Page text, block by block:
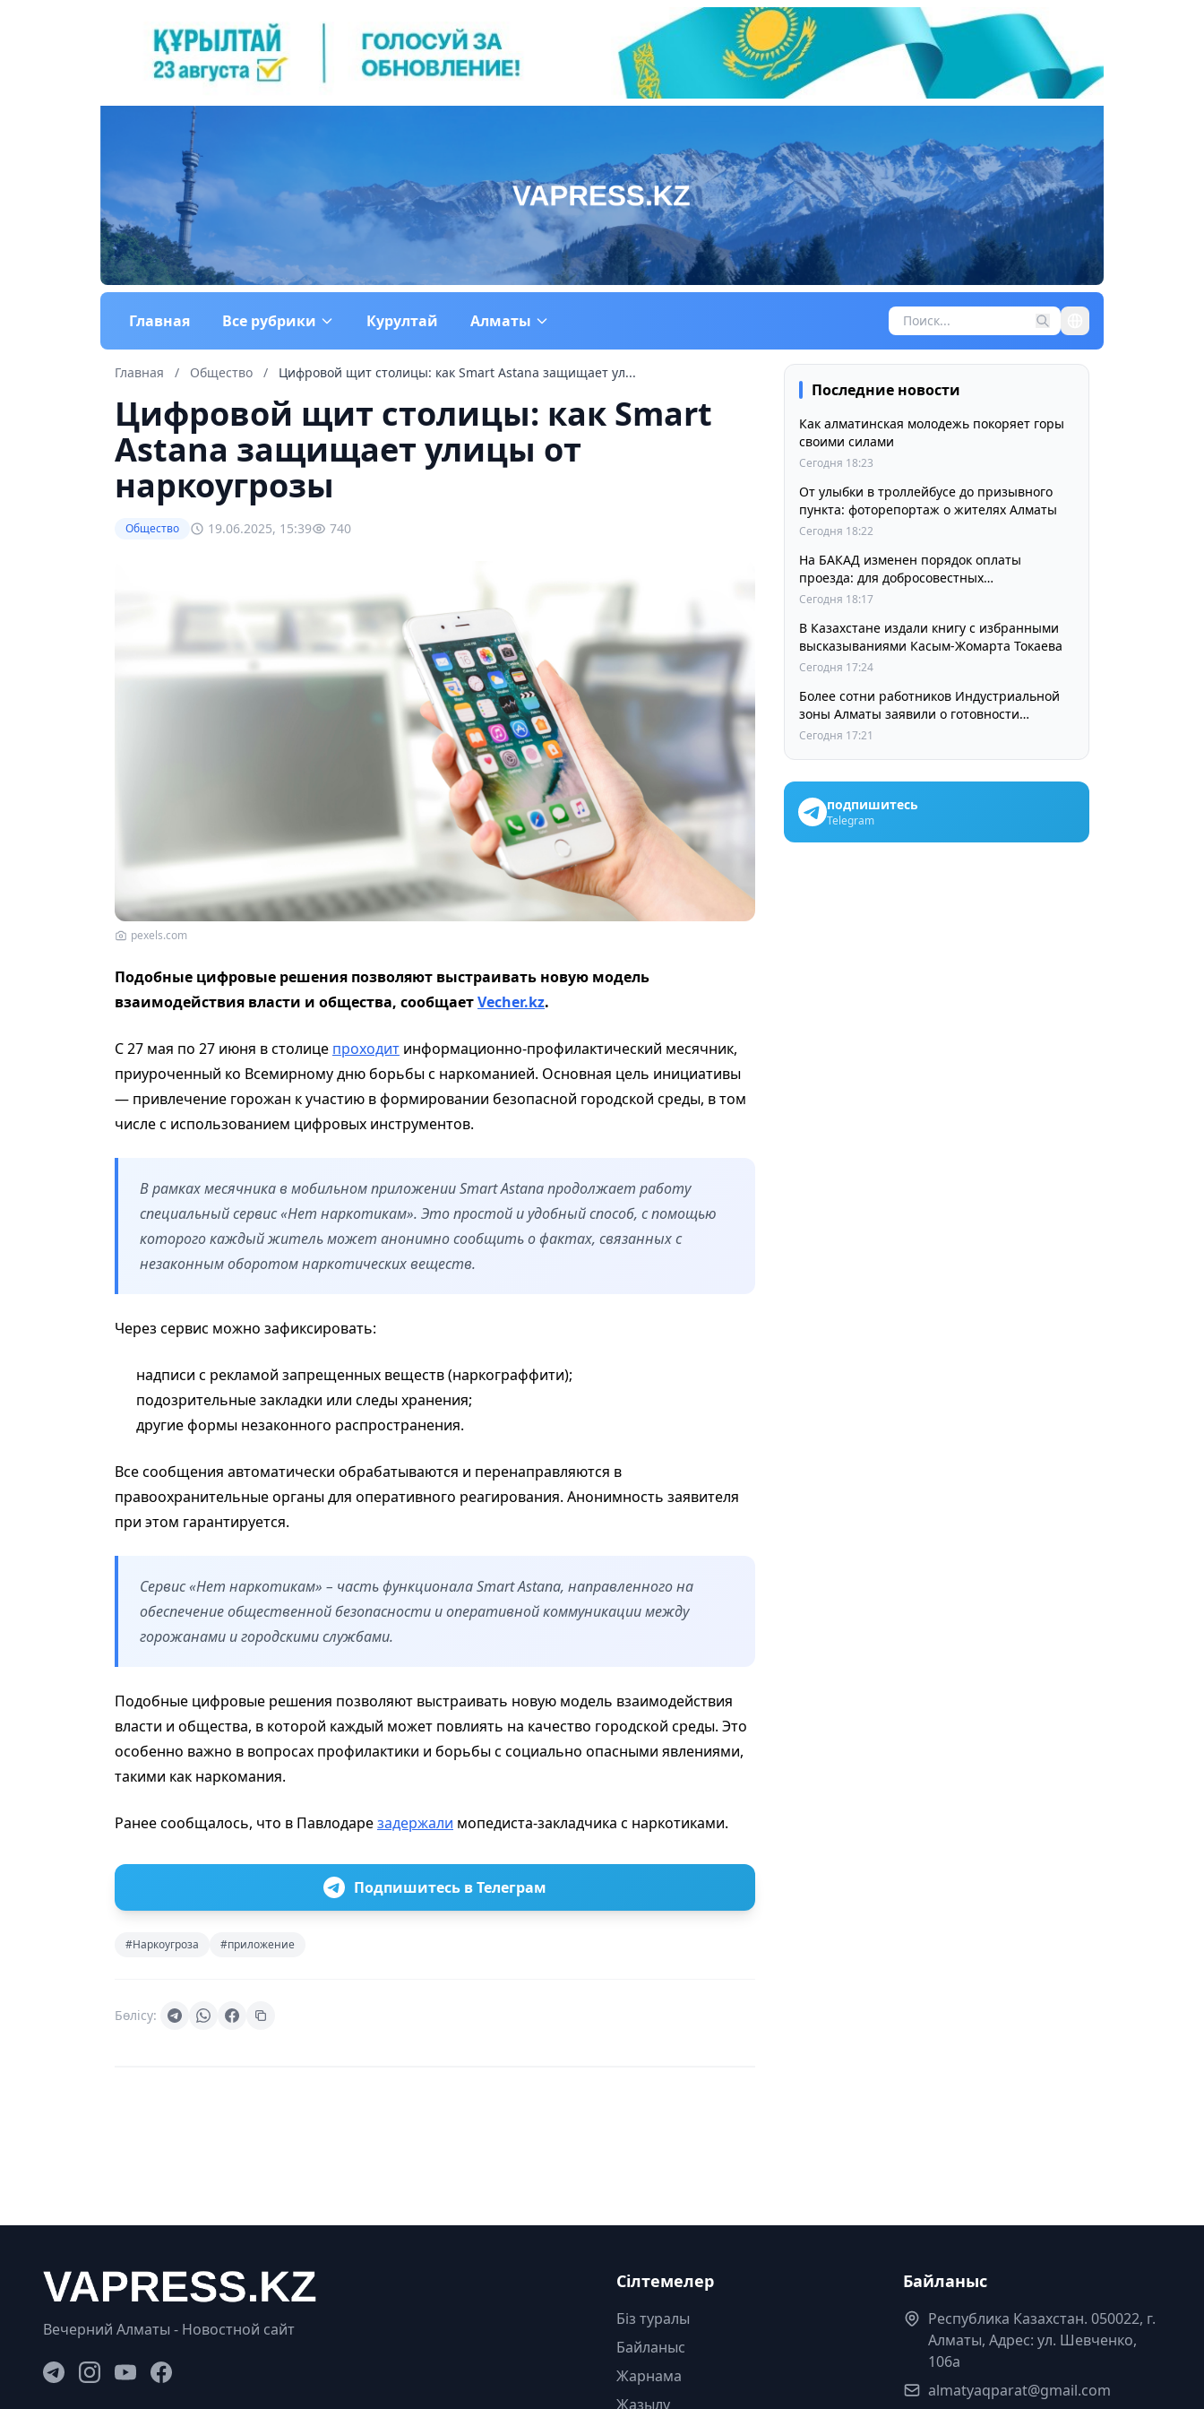
Главная Все рубрики Курултай Алматы
Главная / Общество / Цифровой щит столицы: как Smart Astana защищает ул...
Цифровой щит столицы: как Smart
Astana защищает улицы от
наркоугрозы
Общество 19.06.2025, 15:39 740
pexels.com
Подобные цифровые решения позволяют выстраивать новую модель
взаимодействия власти и общества, сообщаетVecher.kz.
С 27 мая по 27 июня в столице проходит информационно-профилактический месячник,
приуроченный ко Всемирному дню борьбы с наркоманией. Основная цель инициативы
— привлечение горожан к участию в формировании безопасной городской среды, в том
числе с использованием цифровых инструментов.
В рамках месячника в мобильном приложении Smart Astana продолжает работу
специальный сервис «Нет наркотикам». Это простой и удобный способ, с помощью
которого каждый житель может анонимно сообщить о фактах, связанных с
незаконным оборотом наркотических веществ.
Через сервис можно зафиксировать:
надписи с рекламой запрещенных веществ (наркограффити);
подозрительные закладки или следы хранения;
другие формы незаконного распространения.
Все сообщения автоматически обрабатываются и перенаправляются в
правоохранительные органы для оперативного реагирования. Анонимность заявителя
при этом гарантируется.
Сервис «Нет наркотикам» – часть функционала Smart Astana, направленного на
обеспечение общественной безопасности и оперативной коммуникации между
горожанами и городскими службами.
Подобные цифровые решения позволяют выстраивать новую модель взаимодействия
власти и общества, в которой каждый может повлиять на качество городской среды. Это
особенно важно в вопросах профилактики и борьбы с социально опасными явлениями,
такими как наркомания.
Ранее сообщалось, что в Павлодарезадержали мопедиста-закладчика с наркотиками.
Подпишитесь в Телеграм
#Наркоугроза #приложение
Бөлісу:
Последние новости
Как алматинская молодежь покоряет горы
своими силами
Сегодня 18:23
От улыбки в троллейбусе до призывного
пункта: фоторепортаж о жителях Алматы
Сегодня 18:22
На БАКАД изменен порядок оплаты
проезда: для добросовестных
пользователей стоимость остается
Сегодня 18:17
В Казахстане издали книгу с избранными
высказываниями Касым-Жомарта Токаева
Сегодня 17:24
Более сотни работников Индустриальной
зоны Алматы заявили о готовности
принять участие в выборах членов
Сегодня 17:21
подпишитесь
Telegram
Вечерний Алматы - Новостной сайт
Сілтемелер
Біз туралы
Байланыс
Жарнама
Жазылу
Байланыс
Республика Казахстан. 050022, г.
Алматы, Адрес: ул. Шевченко,
106а
almatyaqparat@gmail.com